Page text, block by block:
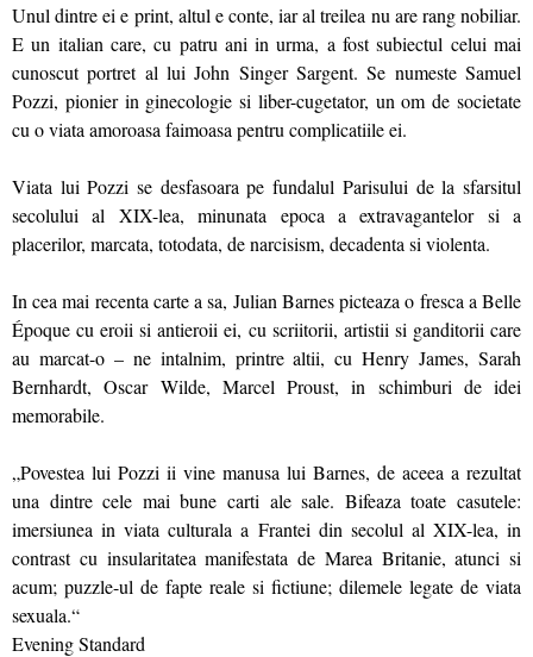
Unul dintre ei e print, altul e conte, iar al treilea nu are rang nobiliar.
E un italian care, cu patru ani in urma, a fost subiectul celui mai
cunoscut portret al lui John Singer Sargent. Se numeste Samuel
Pozzi, pionier in ginecologie si liber-cugetator, un om de societate
cu o viata amoroasa faimoasa pentru complicatiile ei.
Viata lui Pozzi se desfasoara pe fundalul Parisului de la sfarsitul
secolului al XIX-lea, minunata epoca a extravagantelor si a
placerilor, marcata, totodata, de narcisism, decadenta si violenta.
In cea mai recenta carte a sa, Julian Barnes picteaza o fresca a Belle
Époque cu eroii si antieroii ei, cu scriitorii, artistii si ganditorii care
au marcat-o – ne intalnim, printre altii, cu Henry James, Sarah
Bernhardt, Oscar Wilde, Marcel Proust, in schimburi de idei
memorabile.
„Povestea lui Pozzi ii vine manusa lui Barnes, de aceea a rezultat
una dintre cele mai bune carti ale sale. Bifeaza toate casutele:
imersiunea in viata culturala a Frantei din secolul al XIX-lea, in
contrast cu insularitatea manifestata de Marea Britanie, atunci si
acum; puzzle-ul de fapte reale si fictiune; dilemele legate de viata
sexuala.“
Evening Standard